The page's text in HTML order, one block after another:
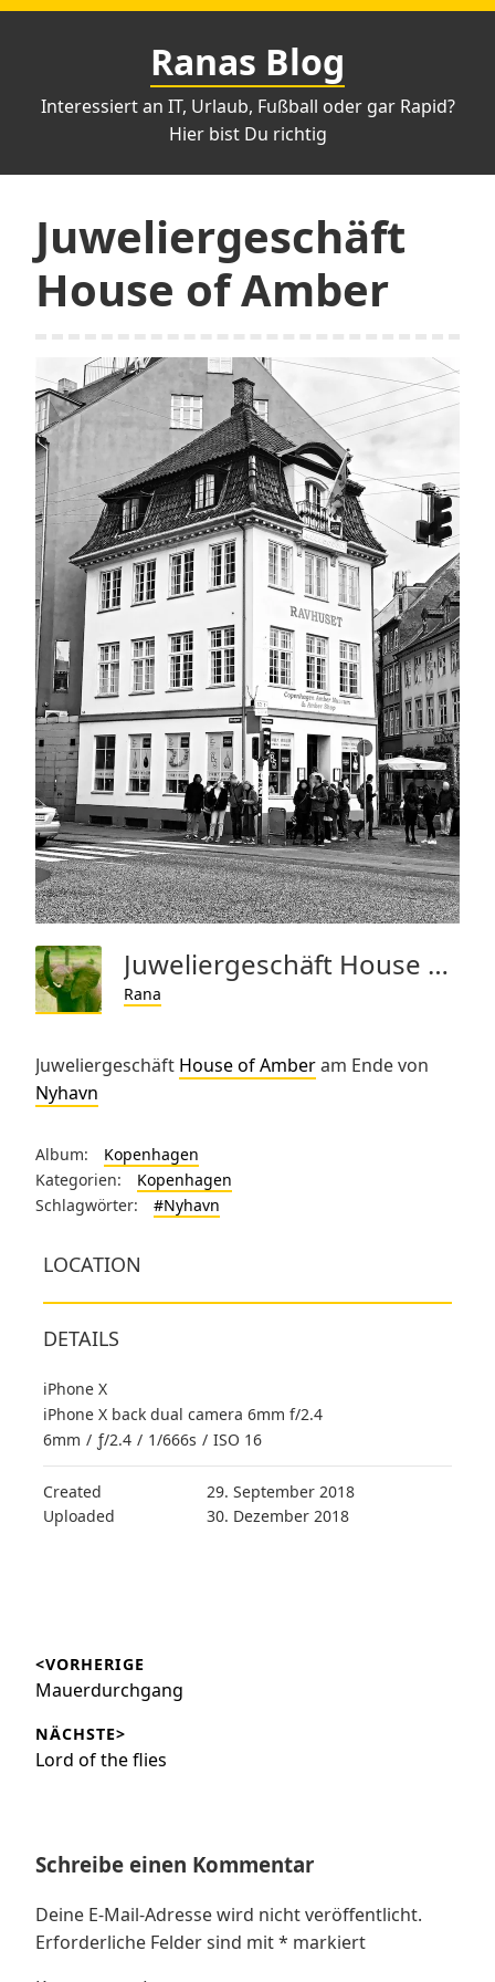
Zum
Ranas Blog
Interessiert an IT, Urlaub, Fußball oder gar Rapid?
Hier bist Du richtig
Juweliergeschäft
House of Amber
Juweliergeschäft House Of Amber
Rana
Juweliergeschäft House of Amberam Ende von
Nyhavn
Album:
Kopenhagen
Kategorien:
Kopenhagen
Schlagwörter:
#Nyhavn
LOCATION
DETAILS
iPhone X
iPhone X back dual camera 6mm f/2.4
6mm / ƒ/2.4 / 1/666s / ISO 16
Created
29. September 2018
Uploaded
30. Dezember 2018
<VORHERIGE
Vorheriger
Mauerdurchgang
NÄCHSTE>
Nächster
Lord of the flies
Schreibe einen Kommentar
Deine E-Mail-Adresse wird nicht veröffentlicht.
Erforderliche Felder sind mit* markiert